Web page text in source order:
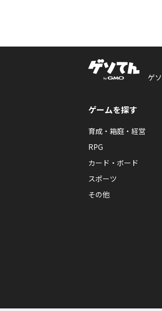
ゲ
ゲームを探す
育成・箱庭・経営
RPG
カード・ボード
スポーツ
その他